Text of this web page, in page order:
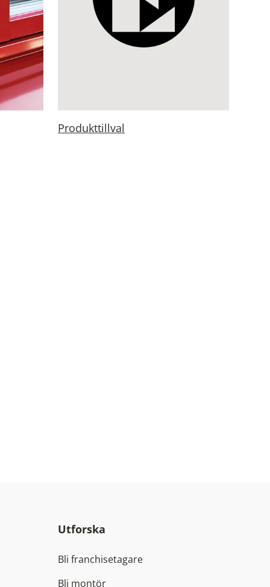
Produkttillval
Utforska
Bli franchisetagare
Bli montör